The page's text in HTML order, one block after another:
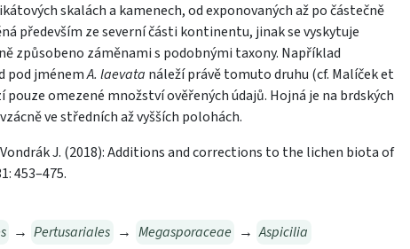
skalách a kamenech, od exponovaných až po částečně
především ze severní části kontinentu, jinak se vyskytuje
způsobeno záměnami s podobnými taxony. Například
pod jménemA. laevata náleží právě tomuto druhu (cf. Malíček et
pouze omezené množství ověřených údajů. Hojná je na brdských
ve středních až vyšších polohách.
J. (2018): Additions and corrections to the lichen biota of
453–475.
→ Pertusariales → Megasporaceae → Aspicilia